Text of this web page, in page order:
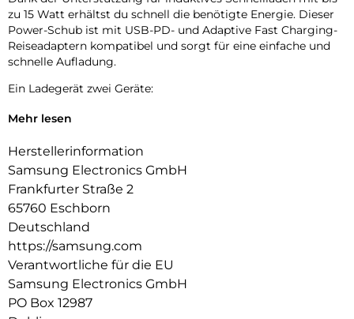
zu 15 Watt erhältst du schnell die benötigte Energie. Dieser
Power-Schub ist mit USB-PD- und Adaptive Fast Charging-
Reiseadaptern kompatibel und sorgt für eine einfache und
schnelle Aufladung.
Ein Ladegerät zwei Geräte:
Du kannst zwei kompatible Geräte gleichzeitig aufladen –
die Galaxy Watch und deine Galaxy Buds.
Lade deine Geräte schnell wieder auf:
Der Wireless Charger Duo verfügt über ein eingebautes
Kühlsystem mit Lüfter und lädt dein Smartphone schnell
und mit wenig Stromverbrauch auf.
Lade dein Galaxy sicher auf:
Der Wireless Charger Duo mit einer Ladeleistung von bis zu
15 Watt ist eine gute Wahl, um dein kompatibles Galaxy vor
Mehr lesen
Herstellerinformation
Samsung Electronics GmbH
Frankfurter Straße 2
65760 Eschborn
Deutschland
https://samsung.com
Verantwortliche für die EU
Samsung Electronics GmbH
PO Box 12987